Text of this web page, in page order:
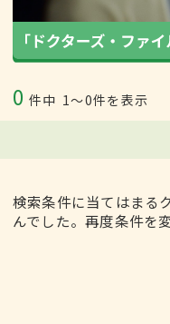
0 件中 1〜0件を表示
検索条件に当てはまる
んでした。再度条件を